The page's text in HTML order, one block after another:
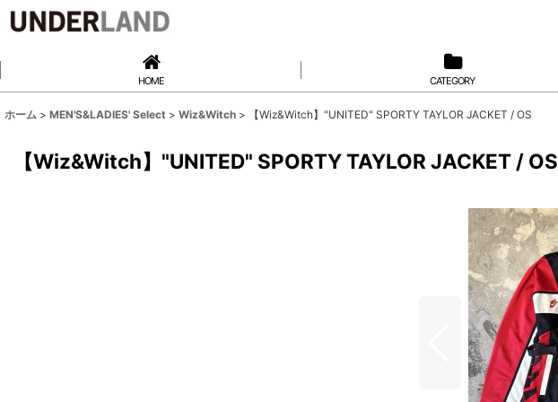
HOME CATEGORY
ホーム > MEN'S&LADIES' Select > Wiz&Witch > 【Wiz&Witch】"UNITED" SPORTY TAYLOR JACKET / OS
【Wiz&Witch】"UNITED" SPORTY TAYLOR JACKET / OS